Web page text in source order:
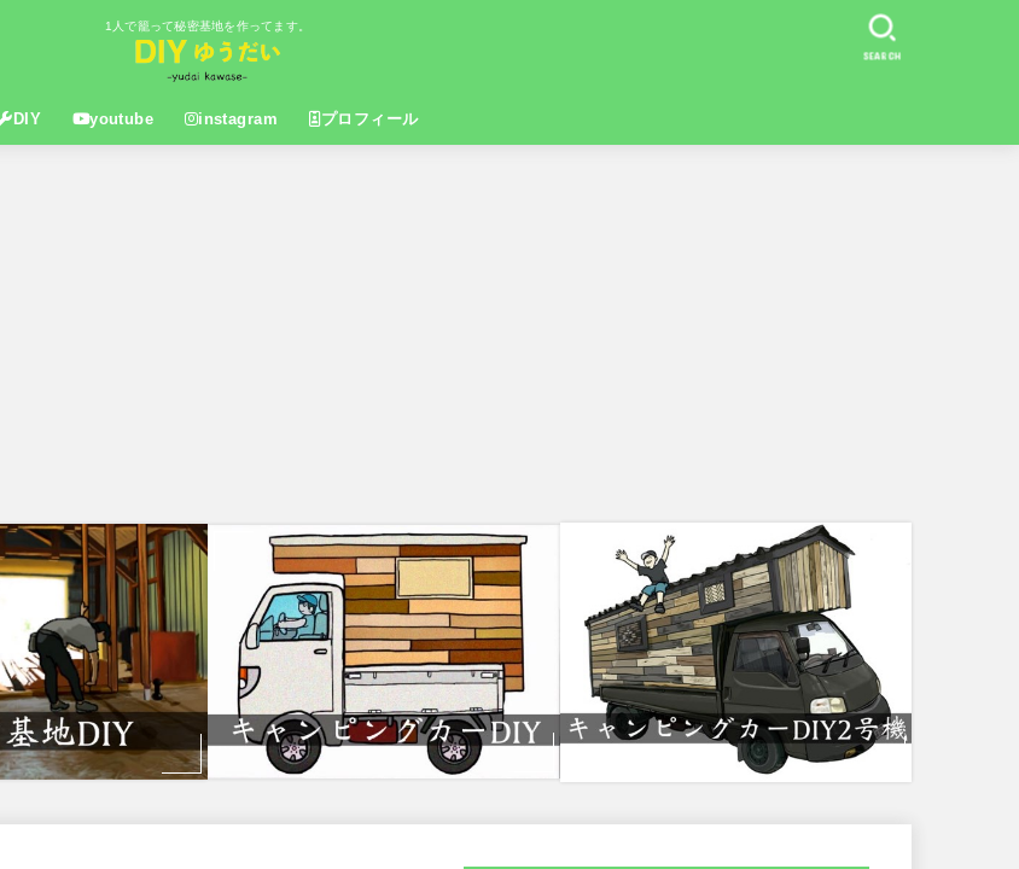
1人で籠って秘密基地を作ってます。
DIY youtube instagram プロフィール
SEARCH